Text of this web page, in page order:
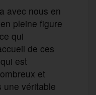
avec nous en
pleine figure
qui
de ces
est
et
une véritable